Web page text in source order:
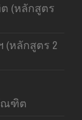
(หลักสูตร
(หลักสูตร 2
ณฑิต